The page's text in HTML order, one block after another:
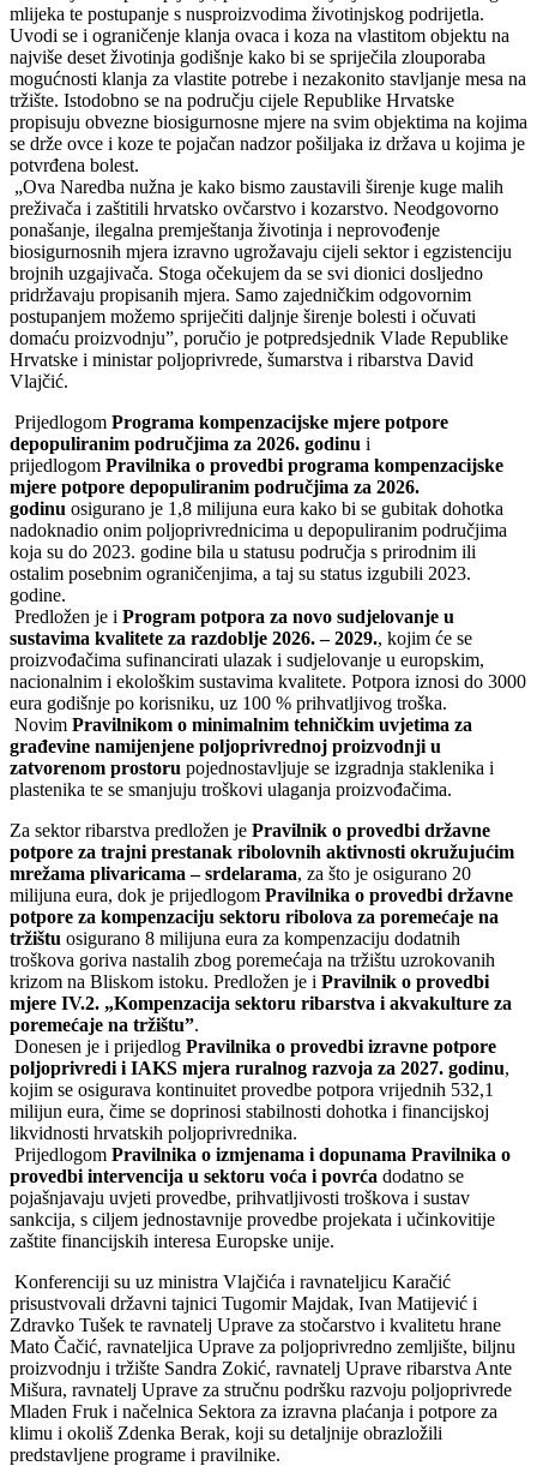
mlijeka te postupanje s nusproizvodima životinjskog podrijetla.
Uvodi se i ograničenje klanja ovaca i koza na vlastitom objektu na
najviše deset životinja godišnje kako bi se spriječila zlouporaba
mogućnosti klanja za vlastite potrebe i nezakonito stavljanje mesa na
tržište. Istodobno se na području cijele Republike Hrvatske
propisuju obvezne biosigurnosne mjere na svim objektima na kojima
se drže ovce i koze te pojačan nadzor pošiljaka iz država u kojima je
potvrđena bolest.
„Ova Naredba nužna je kako bismo zaustavili širenje kuge malih
preživača i zaštitili hrvatsko ovčarstvo i kozarstvo. Neodgovorno
ponašanje, ilegalna premještanja životinja i neprovođenje
biosigurnosnih mjera izravno ugrožavaju cijeli sektor i egzistenciju
brojnih uzgajivača. Stoga očekujem da se svi dionici dosljedno
pridržavaju propisanih mjera. Samo zajedničkim odgovornim
postupanjem možemo spriječiti daljnje širenje bolesti i očuvati
domaću proizvodnju”, poručio je potpredsjednik Vlade Republike
Hrvatske i ministar poljoprivrede, šumarstva i ribarstva David
Vlajčić.
Prijedlogom Programa kompenzacijske mjere potpore
depopuliranim područjima za 2026. godinu i
prijedlogom Pravilnika o provedbi programa kompenzacijske
mjere potpore depopuliranim područjima za 2026.
godinu osigurano je 1,8 milijuna eura kako bi se gubitak dohotka
nadoknadio onim poljoprivrednicima u depopuliranim područjima
koja su do 2023. godine bila u statusu područja s prirodnim ili
ostalim posebnim ograničenjima, a taj su status izgubili 2023.
godine.
Predložen je i Program potpora za novo sudjelovanje u
sustavima kvalitete za razdoblje 2026. – 2029., kojim će se
proizvođačima sufinancirati ulazak i sudjelovanje u europskim,
nacionalnim i ekološkim sustavima kvalitete. Potpora iznosi do 3000
eura godišnje po korisniku, uz 100 % prihvatljivog troška.
Novim Pravilnikom o minimalnim tehničkim uvjetima za
građevine namijenjene poljoprivrednoj proizvodnji u
zatvorenom prostoru pojednostavljuje se izgradnja staklenika i
plastenika te se smanjuju troškovi ulaganja proizvođačima.
Za sektor ribarstva predložen je Pravilnik o provedbi državne
potpore za trajni prestanak ribolovnih aktivnosti okružujućim
mrežama plivaricama – srdelarama, za što je osigurano 20
milijuna eura, dok je prijedlogom Pravilnika o provedbi državne
potpore za kompenzaciju sektoru ribolova za poremećaje na
tržištu osigurano 8 milijuna eura za kompenzaciju dodatnih
troškova goriva nastalih zbog poremećaja na tržištu uzrokovanih
krizom na Bliskom istoku. Predložen je i Pravilnik o provedbi
mjere IV.2. „Kompenzacija sektoru ribarstva i akvakulture za
poremećaje na tržištu”.
Donesen je i prijedlog Pravilnika o provedbi izravne potpore
poljoprivredi i IAKS mjera ruralnog razvoja za 2027. godinu,
kojim se osigurava kontinuitet provedbe potpora vrijednih 532,1
milijun eura, čime se doprinosi stabilnosti dohotka i financijskoj
likvidnosti hrvatskih poljoprivrednika.
Prijedlogom Pravilnika o izmjenama i dopunama Pravilnika o
provedbi intervencija u sektoru voća i povrća dodatno se
pojašnjavaju uvjeti provedbe, prihvatljivosti troškova i sustav
sankcija, s ciljem jednostavnije provedbe projekata i učinkovitije
zaštite financijskih interesa Europske unije.
Konferenciji su uz ministra Vlajčića i ravnateljicu Karačić
prisustvovali državni tajnici Tugomir Majdak, Ivan Matijević i
Zdravko Tušek te ravnatelj Uprave za stočarstvo i kvalitetu hrane
Mato Čačić, ravnateljica Uprave za poljoprivredno zemljište, biljnu
proizvodnju i tržište Sandra Zokić, ravnatelj Uprave ribarstva Ante
Mišura, ravnatelj Uprave za stručnu podršku razvoju poljoprivrede
Mladen Fruk i načelnica Sektora za izravna plaćanja i potpore za
klimu i okoliš Zdenka Berak, koji su detaljnije obrazložili
predstavljene programe i pravilnike.